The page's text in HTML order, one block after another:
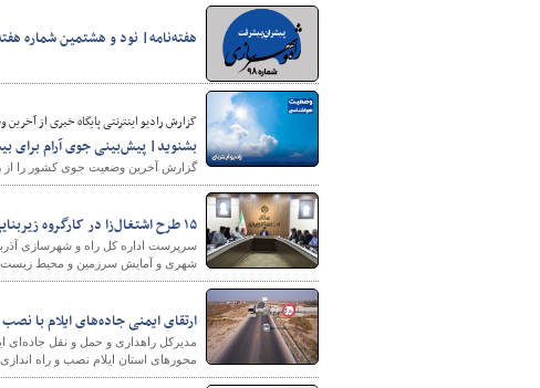
شهرسازی
هفته‌نامه| نود و هشتمین شماره
گزارش رادیو اینترنتی پایگاه‌ خبری از آخرین
بشنوید| پیش‌بینی جوی آرام برای
گزارش آخرین وضعیت جوی کشور را از
۱۵ طرح اشتغال‌زا در کارگروه زیربنایی آذربایجان‌غربی به تصویب رسید
شهری و آمایش سرزمین و محیط زیست
ارتقای ایمنی جاده‌های ایلام با نصب ۱۸ سامانه جدید ثبت تخلف
محورهای استان ایلام نصب و راه